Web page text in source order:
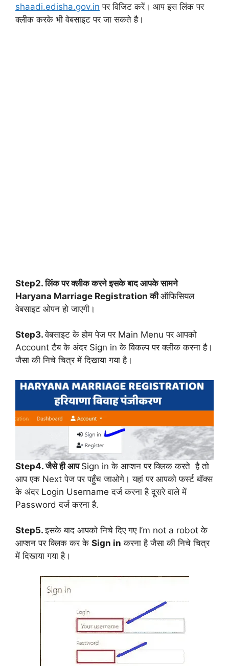
shaadi.edisha.gov.in पर विजिट करें। आप इस लिंक पर
क्लीक करके भी वेबसाइट पर जा सकते है।
Step2. लिंक पर क्लीक करने इसके बाद आपके सामने
Haryana Marriage Registration कीऑफिसियल
वेबसाइट ओपन हो जाएगी।
Step3.वेबसाइट के होम पेज पर Main Menu पर आपको
Account टैब के अंदर Sign in के विकल्प पर क्लीक करना है।
जैसा की निचे चित्र में दिखाया गया है।
Step4. जैसे ही आप Sign in के आप्शन पर क्लिक करते है तो
आप एक Next पेज पर पहुँच जाओगे। यहां पर आपको फर्स्ट बॉक्स
के अंदर Login Username दर्ज करना है दूसरे वाले में
Password दर्ज करना है.
Step5.इसके बाद आपको निचे दिए गए I’m not a robot के
आप्शन पर क्लिक कर के Sign in करना है जैसा की निचे चित्र
में दिखाया गया है।